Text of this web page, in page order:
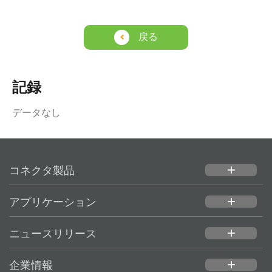
戻る
記録
データなし
コネクタ製品 add
アプリケーション add
ニュースリリース add
企業情報 add